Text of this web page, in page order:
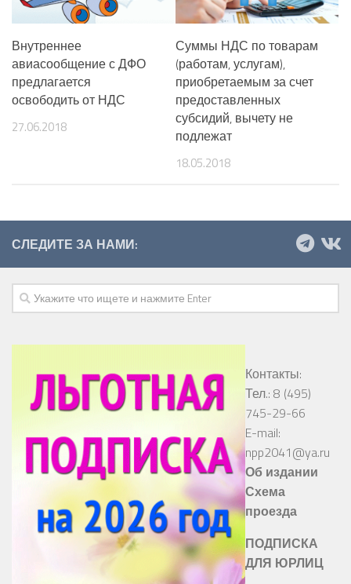
Внутреннее
авиасообщение с ДФО
предлагается
освободить от НДС
27.06.2018
Суммы НДС по товарам
(работам, услугам),
приобретаемым за счет
предоставленных
субсидий, вычету не
подлежат
18.05.2018
СЛЕДИТЕ ЗА НАМИ:
Контакты:
Тел.: 8 (495)
745-29-66
E-mail:
npp2041@ya.ru
Об издании
Схема
проезда
ПОДПИСКА
ДЛЯ ЮРЛИЦ